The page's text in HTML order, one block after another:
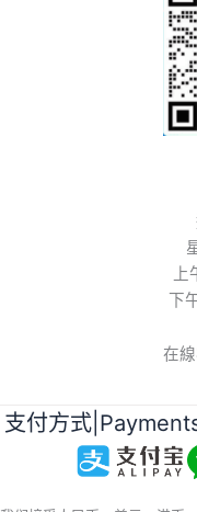
下
在
支付方式